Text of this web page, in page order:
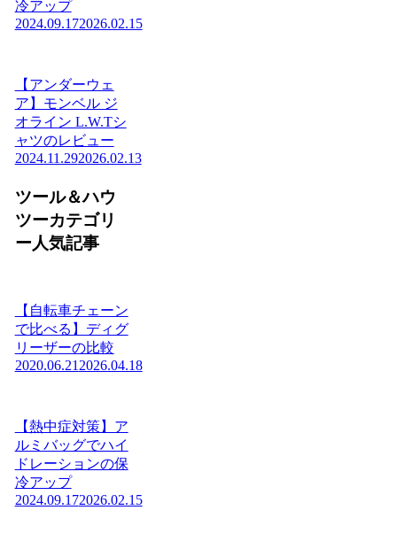
冷アップ
2024.09.172026.02.15
【アンダーウェ
ア】モンベル ジ
オライン L.W.Tシ
ャツのレビュー
2024.11.292026.02.13
ツール＆ハウ
ツーカテゴリ
ー人気記事
【自転車チェーン
で比べる】ディグ
リーザーの比較
2020.06.21 2026.04.18
【熱中症対策】ア
ルミバッグでハイ
ドレーションの保
冷アップ
2024.09.172026.02.15